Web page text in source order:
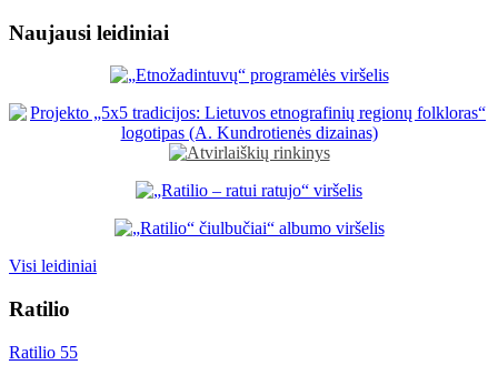
Naujausi leidiniai
Visi leidiniai
Ratilio
Ratilio 55